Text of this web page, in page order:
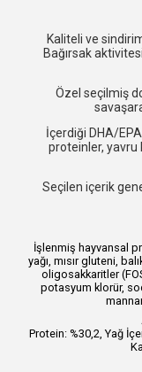
Kaliteli ve
Bağırsak
Özel seçilmiş
İçerdiği DHA/
proteinler,
Seçilen içerik
İşlenmiş hayvansal
yağı, mısır gluteni,
oligosakkaritler
potasyum klorür,
Protein: %30,2, Yağ